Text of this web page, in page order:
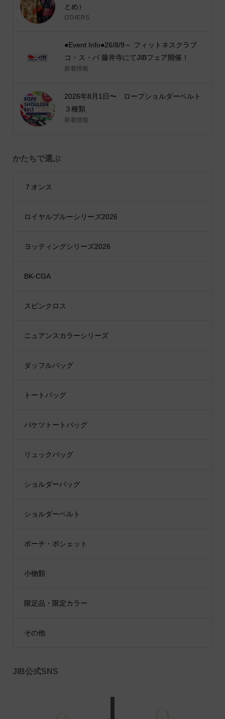
とめ）
OTHERS
●Event Info●26/8/9～ フィットネスクラブ
コ・ス・パ 藤井寺にてJIBフェア開催！
新着情報
2026年8月1日〜 ロープショルダーベルト
３種類
新着情報
かたちで選ぶ
７オンス
ロイヤルブルーシリーズ2026
ヨッティングシリーズ2026
BK-CGA
スピンクロス
ニュアンスカラーシリーズ
ダッフルバッグ
トートバッグ
バケツトートバッグ
リュックバッグ
ショルダーバッグ
ショルダーベルト
ポーチ・ポシェット
小物類
限定品・限定カラー
その他
JIB公式SNS